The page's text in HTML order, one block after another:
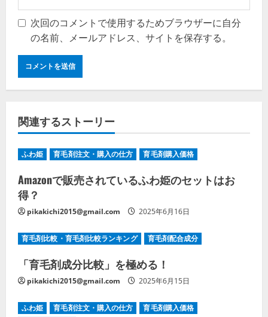
次回のコメントで使用するためブラウザーに自分
の名前、メールアドレス、サイトを保存する。
関連するストーリー
ふわ姫 育毛剤注文・購入の仕方 育毛剤購入価格
Amazonで販売されているふわ姫のセットはお
得？
pikakichi2015@gmail.com 2025年6月16日
育毛剤比較・育毛剤比較ランキング 育毛剤配合成分
「育毛剤成分比較」を極める！
pikakichi2015@gmail.com 2025年6月15日
ふわ姫 育毛剤注文・購入の仕方
育毛剤購入価格